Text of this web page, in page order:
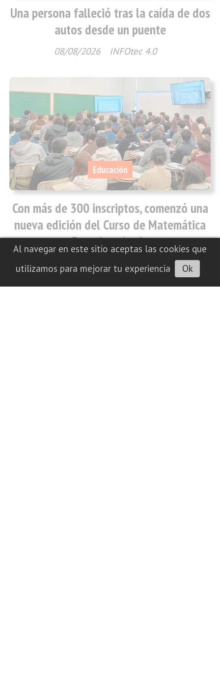
Una persona falleció tras la caída de dos
autos desde un puente
INFOtec 4.0
08/08/2026
Con más de 300 inscriptos, comenzó una
nueva edición del Curso de Matemática
Preuniversitaria
INFOTEC 4.0
Educación
08/08/2026
Al navegar en este sitio aceptas las cookies que
utilizamos para mejorar tu experiencia
Ok